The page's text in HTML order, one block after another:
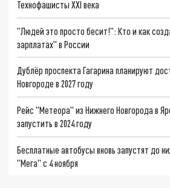
Технофашисты XXI века
"Людей это просто бесит!": Кто и как
зарплатах" в России
Дублёр проспекта Гагарина планируют
Новгороде в 2027 году
Рейс "Метеора" из Нижнего Новгорода в
запустить в 2024 году
Бесплатные автобусы вновь запустят до
"Мега" с 4 ноября